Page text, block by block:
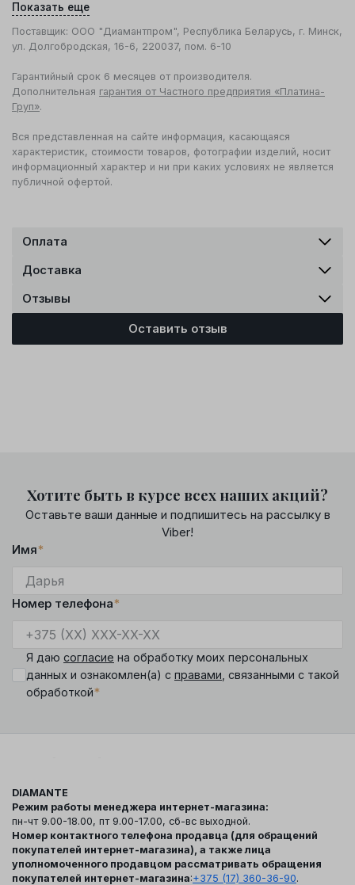
Показать еще
Поставщик: ООО "Диамантпром", Республика Беларусь, г. Минск,
ул. Долгобродская, 16-6, 220037, пом. 6-10
Гарантийный срок 6 месяцев от производителя.
Дополнительная гарантия от Частного предприятия «Платина-
Груп».
Вся представленная на сайте информация, касающаяся
характеристик, стоимости товаров, фотографии изделий, носит
информационный характер и ни при каких условиях не является
публичной офертой.
Оплата
Доставка
Отзывы
Оставить отзыв
Хотите быть в курсе всех наших акций?
Оставьте ваши данные и подпишитесь на рассылку в
Viber!
Имя*
Номер телефона*
Я даю согласие на обработку моих персональных
данных и ознакомлен(а) с правами , связанными с такой
обработкой*
DIAMANTE
Режим работы менеджера интернет-магазина:
пн-чт 9.00-18.00, пт 9.00-17.00, сб-вс выходной.
Номер контактного телефона продавца (для обращений
покупателей интернет-магазина), а также лица
уполномоченного продавцом рассматривать обращения
покупателей интернет-магазина:+375 (17) 360-36-90.